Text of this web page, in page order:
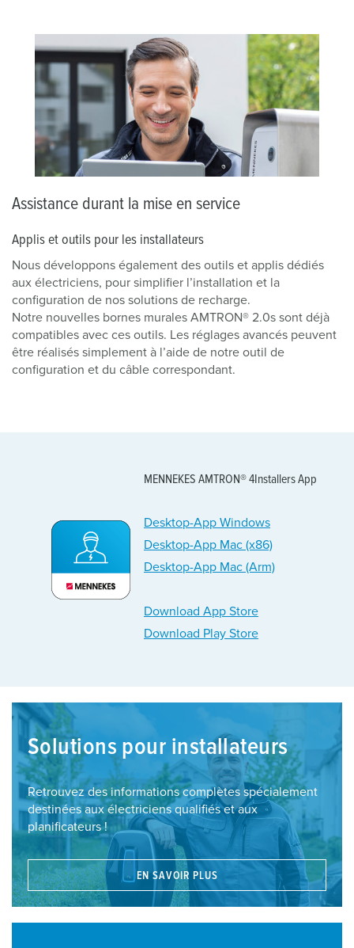
Assistance durant la mise en service
Applis et outils pour les installateurs
Nous développons également des outils et applis dédiés
aux électriciens, pour simplifier l’installation et la
configuration de nos solutions de recharge.
Notre nouvelles bornes murales AMTRON® 2.0s sont déjà
compatibles avec ces outils. Les réglages avancés peuvent
être réalisés simplement à l’aide de notre outil de
configuration et du câble correspondant.
MENNEKES AMTRON® 4Installers App
Desktop-App Windows
Desktop-App Mac (x86)
Desktop-App Mac (Arm)
Download App Store
Download Play Store
Solutions pour installateurs
Retrouvez des informations complètes spécialement
destinées aux électriciens qualifiés et aux
planificateurs !
EN SAVOIR PLUS